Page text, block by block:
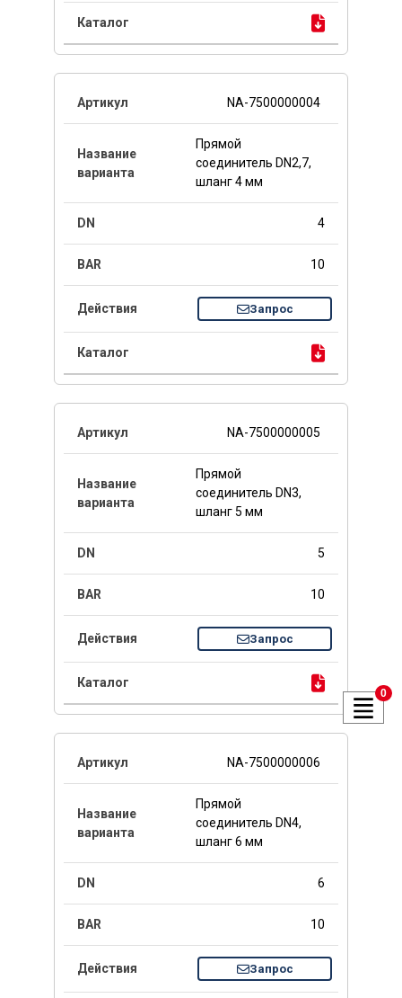
NA-7500000004
Прямой
соединитель DN2,7,
шланг 4 мм
4
10
Запрос
NA-7500000005
Прямой
соединитель DN3,
шланг 5 мм
5
10
Запрос
NA-7500000006
Прямой
соединитель DN4,
шланг 6 мм
6
10
Запрос
0